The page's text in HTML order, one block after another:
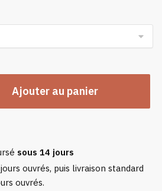
Ajouter au panier
sous 14 jours
ouvrés, puis livraison standard
ouvrés.